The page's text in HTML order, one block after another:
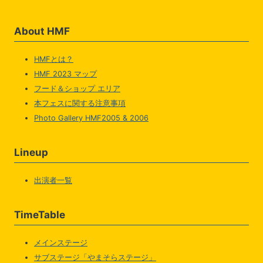
About HMF
HMFとは？
HMF 2023 マップ
フード＆ショップ エリア
本フェスに関する注意事項
Photo Gallery HMF2005 & 2006
Lineup
出演者一覧
TimeTable
メインステージ
サブステージ「やまそらステージ」